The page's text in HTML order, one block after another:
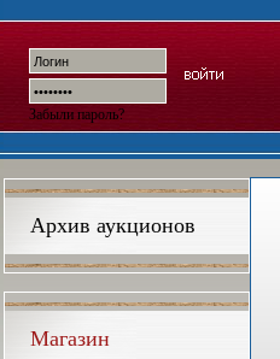
Забыли пароль?
Архив аукционов
Магазин